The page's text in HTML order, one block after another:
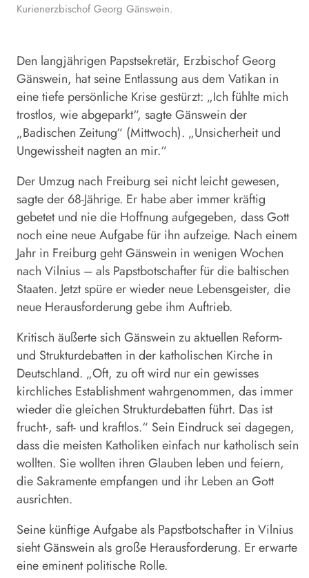
Kurienerzbischof Georg Gänswein.
Den langjährigen Papstsekretär, Erzbischof Georg
Gänswein, hat seine Entlassung aus dem Vatikan in
eine tiefe persönliche Krise gestürzt: „Ich fühlte mich
trostlos, wie abgeparkt“, sagteGänswein der
„Badischen Zeitung“ (Mittwoch). „Unsicherheit und
Ungewissheit nagten an mir.“
Der Umzug nach Freiburg sei nicht leicht gewesen,
sagte der 68-Jährige. Er habe aber immer kräftig
gebetet und nie die Hoffnung aufgegeben, dass Gott
noch eine neue Aufgabe für ihn aufzeige. Nach einem
Jahr in Freiburg gehtGänswein in wenigen Wochen
nach Vilnius – als Papstbotschafter für die baltischen
Staaten. Jetzt spüre er wieder neue Lebensgeister, die
neue Herausforderung gebe ihm Auftrieb.
Kritisch äußerte sich Gänswein zu aktuellen Reform-
und Strukturdebatten in der katholischen Kirche in
Deutschland. „Oft, zu oft wird nur ein gewisses
kirchliches Establishment wahrgenommen, das immer
wieder die gleichen Strukturdebatten führt. Das ist
frucht-, saft- und kraftlos.“ Sein Eindruck sei dagegen,
dass die meisten Katholiken einfach nur katholisch sein
wollten. Sie wollten ihren Glauben leben und feiern,
die Sakramente empfangen und ihr Leben an Gott
ausrichten.
Seine künftige Aufgabe als Papstbotschafter in Vilnius
siehtGänswein als große Herausforderung. Er erwarte
eine eminent politische Rolle.